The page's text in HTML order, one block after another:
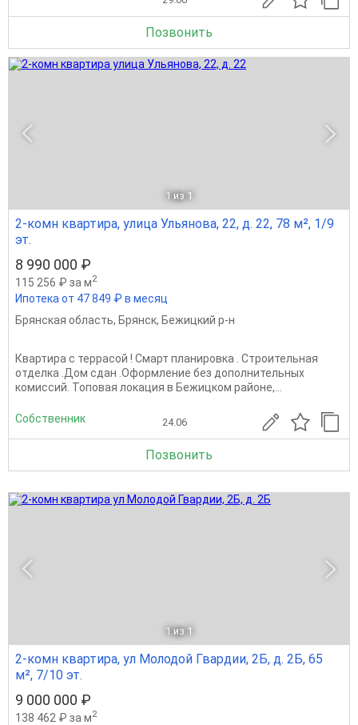
Позвонить
1 из 1
2-комн квартира, улица Ульянова, 22, д. 22, 78 м², 1/9
эт.
8 990 000 ₽
115 256 ₽ за м2
Ипотека от 47 849 ₽ в месяц
Брянская область, Брянск, Бежицкий р-н
Квартира с террасой ! Смарт планировка . Строительная
отделка .Дом сдан .Оформление без дополнительных
комиссий. Топовая локация в Бежицком районе,...
Собственник 24.06
Позвонить
1 из 1
2-комн квартира, ул Молодой Гвардии, 2Б, д. 2Б, 65
м², 7/10 эт.
9 000 000 ₽
138 462 ₽ за м2